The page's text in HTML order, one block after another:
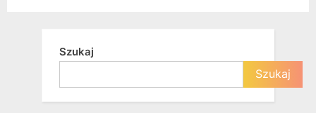
o
Szukaj
Szukaj